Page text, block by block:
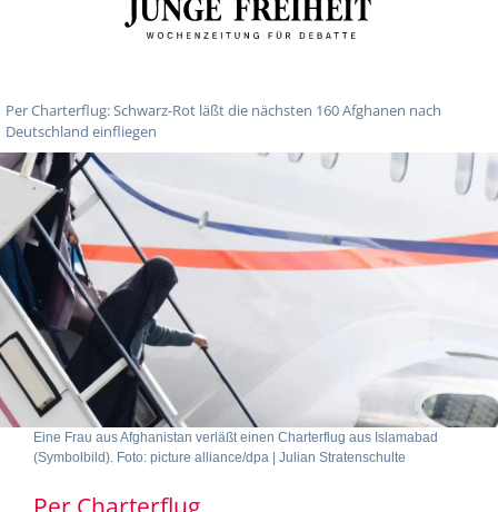
Per Charterflug: Schwarz-Rot läßt die nächsten 160 Afghanen nach
Deutschland einfliegen
Eine Frau aus Afghanistan verläßt einen Charterflug aus Islamabad
(Symbolbild). Foto: picture alliance/dpa | Julian Stratenschulte